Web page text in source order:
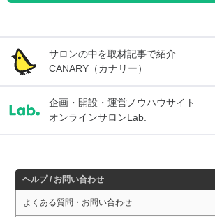
サロンの中を取材記事で紹介
CANARY（カナリー）
企画・開設・運営ノウハウサイト
オンラインサロンLab.
ヘルプ / お問い合わせ
よくある質問・お問い合わせ